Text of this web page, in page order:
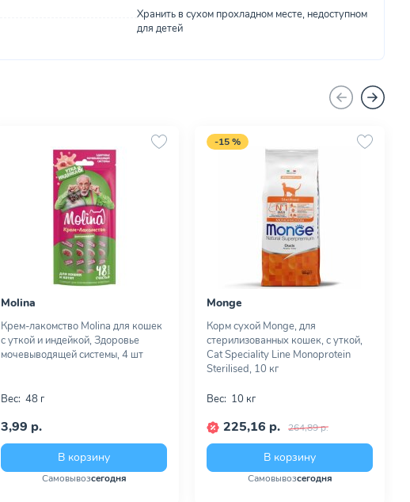
Хранить в сухом прохладном месте, недоступном
для детей
Molina
Крем-лакомство Molina для кошек
с уткой и индейкой, Здоровье
мочевыводящей системы, 4 шт
Вес: 48 г
3,99 р.
В корзину
Самовывозсегодня
-15 %
Monge
Корм сухой Monge, для
стерилизованных кошек, с уткой,
Cat Speciality Line Monoprotein
Sterilised, 10 кг
Вес: 10 кг
225,16 р. 264,89 р.
В корзину
Самовывозсегодня